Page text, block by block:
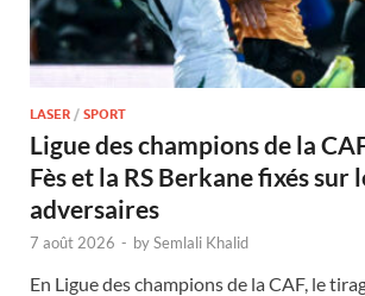
LASER / SPORT
Ligue des champions de la
Fès et la RS Berkane fixés sur
adversaires
7 août 2026 - bySemlali Khalid
En Ligue des champions de la CAF, le